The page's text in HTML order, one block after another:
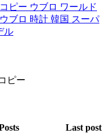
ピー ウブロ ワールド
ブロ 時計 韓国 スーパ
ル
ピー
Last post